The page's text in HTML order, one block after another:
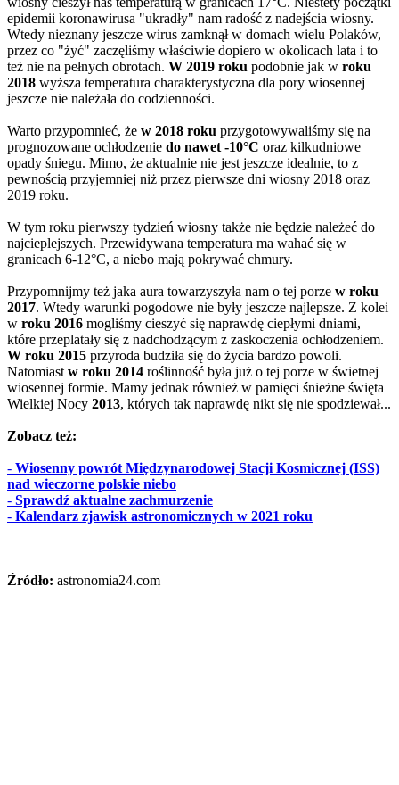
epidemii koronawirusa "ukradły" nam radość z nadejścia wiosny.
Wtedy nieznany jeszcze wirus zamknął w domach wielu Polaków,
przez co "żyć" zaczęliśmy właściwie dopiero w okolicach lata i to
też nie na pełnych obrotach. W 2019 roku podobnie jak w roku
2018 wyższa temperatura charakterystyczna dla pory wiosennej
jeszcze nie należała do codzienności.
Warto przypomnieć, że w 2018 roku przygotowywaliśmy się na
prognozowane ochłodzenie do nawet -10°C oraz kilkudniowe
opady śniegu. Mimo, że aktualnie nie jest jeszcze idealnie, to z
pewnością przyjemniej niż przez pierwsze dni wiosny 2018 oraz
2019 roku.
W tym roku pierwszy tydzień wiosny także nie będzie należeć do
najcieplejszych. Przewidywana temperatura ma wahać się w
granicach 6-12°C, a niebo mają pokrywać chmury.
Przypomnijmy też jaka aura towarzyszyła nam o tej porze w roku
2017. Wtedy warunki pogodowe nie były jeszcze najlepsze. Z kolei
w roku 2016 mogliśmy cieszyć się naprawdę ciepłymi dniami,
które przeplatały się z nadchodzącym z zaskoczenia ochłodzeniem.
W roku 2015 przyroda budziła się do życia bardzo powoli.
Natomiast w roku 2014 roślinność była już o tej porze w świetnej
wiosennej formie. Mamy jednak również w pamięci śnieżne święta
Wielkiej Nocy 2013, których tak naprawdę nikt się nie spodziewał...
Zobacz też:
- Wiosenny powrót Międzynarodowej Stacji Kosmicznej (ISS)
nad wieczorne polskie niebo
- Sprawdź aktualne zachmurzenie
- Kalendarz zjawisk astronomicznych w 2021 roku
Źródło: astronomia24.com